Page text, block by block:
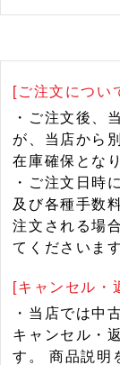
[ご注文につい
・ご注文後、
が、当店から
在庫確保とな
・ご注文日時
及び各種手数
注文される場
てくださいま
[キャンセル・
・当店では中
キャンセル・
す。 商品説明